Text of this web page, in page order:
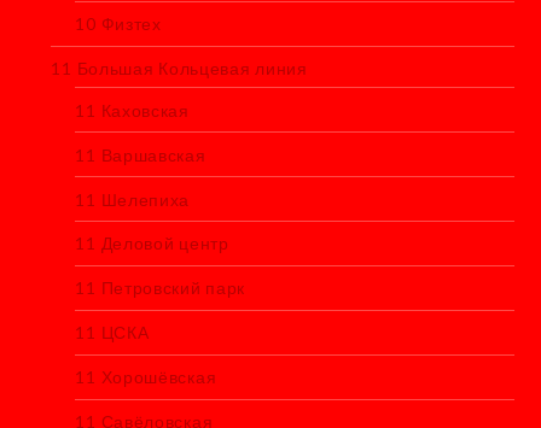
10 Физтех
11 Большая Кольцевая линия
11 Каховская
11 Варшавская
11 Шелепиха
11 Деловой центр
11 Петровский парк
11 ЦСКА
11 Хорошёвская
11 Савёловская